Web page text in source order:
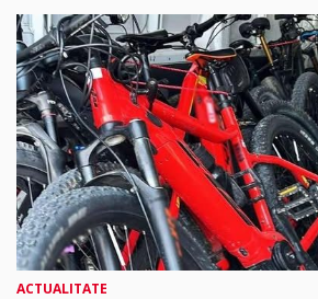
ACTUALITATE